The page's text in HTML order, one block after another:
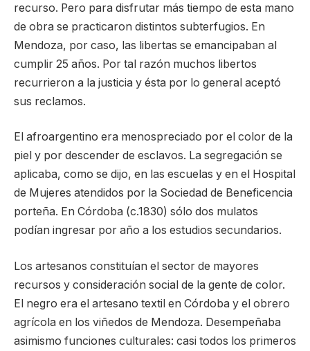
recurso. Pero para disfrutar más tiempo de esta mano
de obra se practicaron distintos subterfugios. En
Mendoza, por caso, las libertas se emancipaban al
cumplir 25 años. Por tal razón muchos libertos
recurrieron a la justicia y ésta por lo general aceptó
sus reclamos.
El afroargentino era menospreciado por el color de la
piel y por descender de esclavos. La segregación se
aplicaba, como se dijo, en las escuelas y en el Hospital
de Mujeres atendidos por la Sociedad de Beneficencia
porteña. En Córdoba (c.1830) sólo dos mulatos
podían ingresar por año a los estudios secundarios.
Los artesanos constituían el sector de mayores
recursos y consideración social de la gente de color.
El negro era el artesano textil en Córdoba y el obrero
agrícola en los viñedos de Mendoza. Desempeñaba
asimismo funciones culturales: casi todos los primeros